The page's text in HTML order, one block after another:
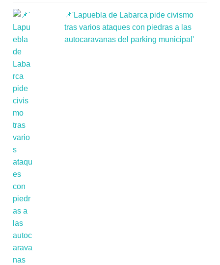
📌'Lapuebla de Labarca pide civismo
tras varios ataques con piedras a las
autocaravanas del parking municipal'